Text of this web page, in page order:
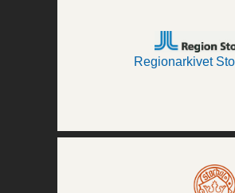
Regionarkivet